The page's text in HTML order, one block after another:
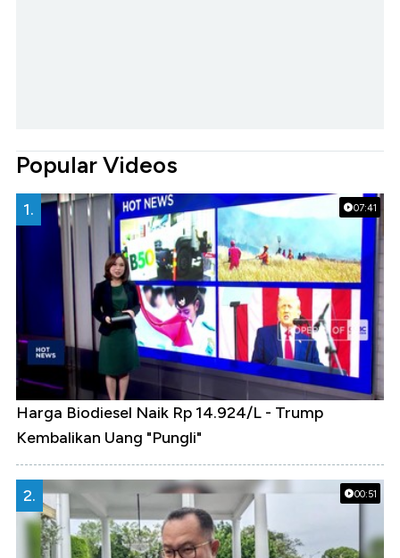
Popular Videos
07:41
1.
Harga Biodiesel Naik Rp 14.924/L - Trump
Kembalikan Uang "Pungli"
00:51
2.